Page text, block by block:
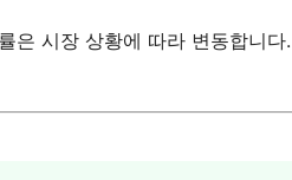
은 시장 상황에 따라 변동합니